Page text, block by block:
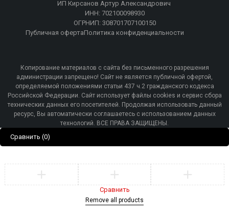
ИП Кирсанов Артур Александрович
ИНН: 702100098930
ОГРНИП: 308701707100150
Публичная офертаПолитика конфиденциальности
Копирование материалов с сайта без письменного разрешения
администрации запрещено! Сайт не является публичной офертой,
определяемой положениями статьи 437 ч.2 гражданского кодекса
Российской Федерации. Сайт использует файлы cookies и сервис сбора
технических данных его посетителей. Продолжая использовать данный
ресурс, Вы автоматически соглашаетесь с использованием данных
технологий. ВСЕ ПРАВА ЗАЩИЩЕНЫ.
Сравнить (0)
Сравнить
Remove all products